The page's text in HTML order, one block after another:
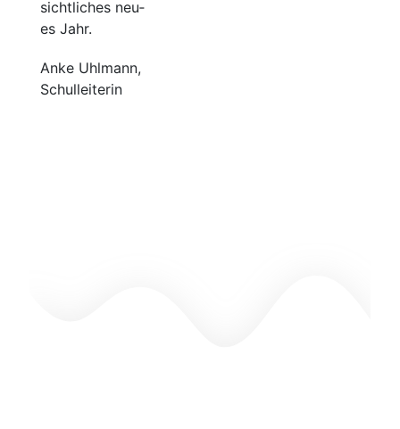
sicht­li­ches neu­
es Jahr.
Anke Uhl­mann,
Schulleiterin